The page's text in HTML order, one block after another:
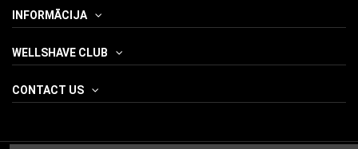
INFORMĀCIJA
WELLSHAVE CLUB
CONTACT US